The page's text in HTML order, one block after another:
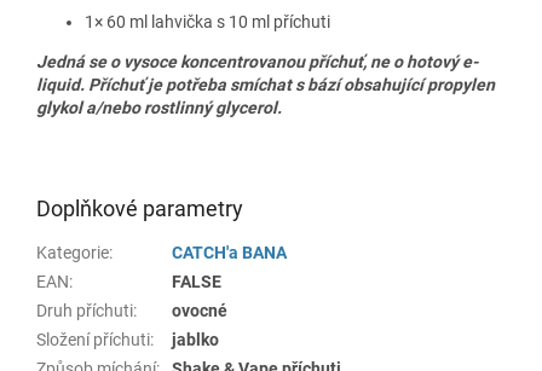
1× 60 ml lahvička s 10 ml příchuti
Jedná se o vysoce koncentrovanou příchuť, ne o hotový e-
liquid. Příchuť je potřeba smíchat s bází obsahující propylen
glykol a/nebo rostlinný glycerol.
Doplňkové parametry
Kategorie:
CATCH'a BANA
EAN:
FALSE
Druh příchuti:
ovocné
Složení příchuti:
jablko